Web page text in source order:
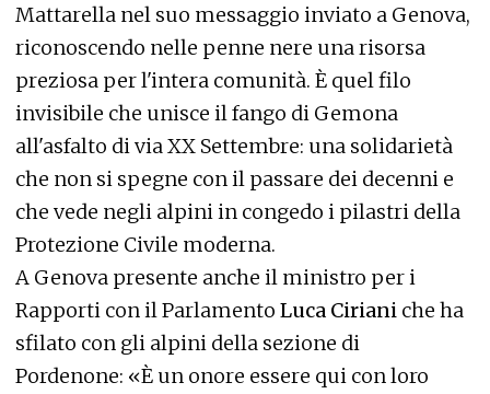
Mattarella nel suo messaggio inviato a Genova,
riconoscendo nelle penne nere una risorsa
preziosa per l'intera comunità. È quel filo
invisibile che unisce il fango di Gemona
all'asfalto di via XX Settembre: una solidarietà
che non si spegne con il passare dei decenni e
che vede negli alpini in congedo i pilastri della
Protezione Civile moderna.
A Genova presente anche il ministro per i
Rapporti con il Parlamento Luca Ciriani che ha
sfilato con gli alpini della sezione di
Pordenone: «È un onore essere qui con loro